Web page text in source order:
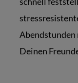
Abendstunden
Deinen